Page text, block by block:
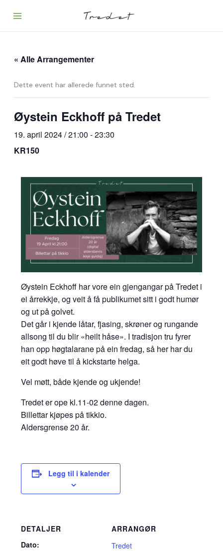
« Alle Arrangementer
Dette event har allerede funnet sted.
Øystein Eckhoff på Tredet
19. april 2024 / 21:00 -23:30
KR150
Øystein Eckhoff har vore ein gjengangar på Tredet i
ei årrekkje, og veit å få publikumet sitt i godt humør
og ut på golvet.
Det går i kjende låtar, fjasing, skrøner og rungande
allsong til du blir «heilt håse». I tradisjon tru fyrer
han opp høgtalarane på ein fredag, så her har du
eit godt høve til å kickstarte helga.
Vel møtt, både kjende og ukjende!
Tredet er ope kl.11-02 denne dagen.
Billettar kjøpes på tikkio.
Aldersgrense 20 år.
Legg til i kalender
DETALJER
Dato:
ARRANGØR
Tredet